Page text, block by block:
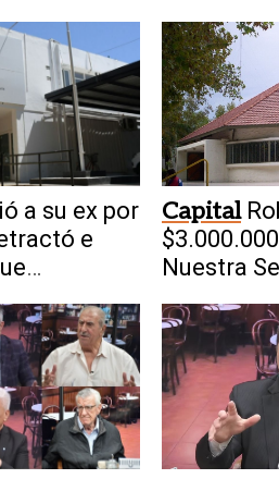
a su ex por
e
Capital
Nuestra